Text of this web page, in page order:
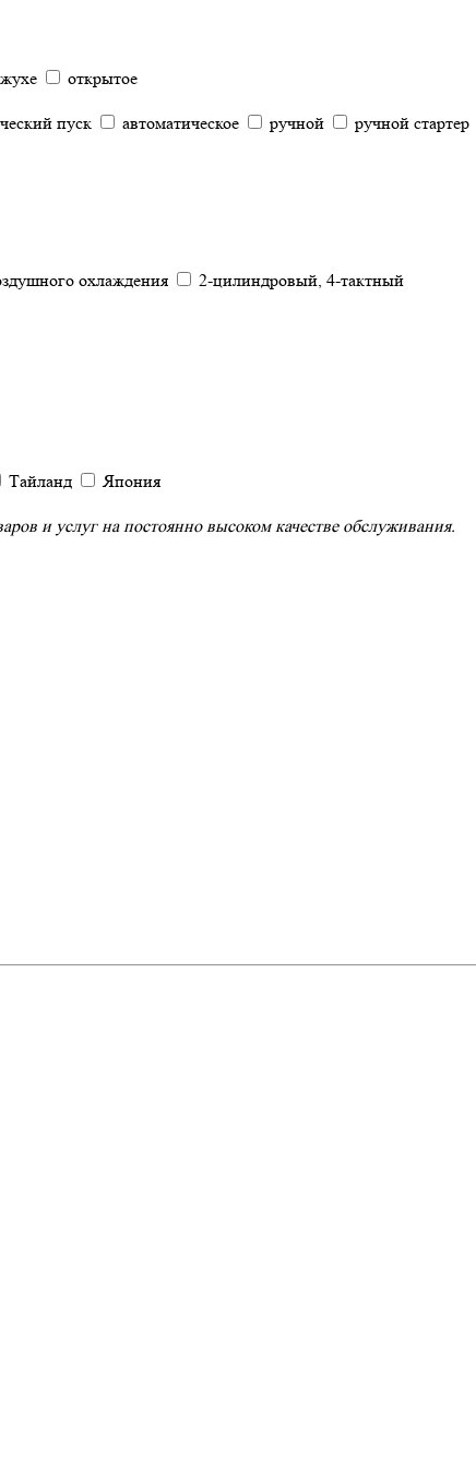
открытое
пуск автоматическое ручной ручной стартер
охлаждения
2-цилиндровый, 4-тактный
Тайланд Япония
и услуг на постоянно высоком качестве обслуживания.